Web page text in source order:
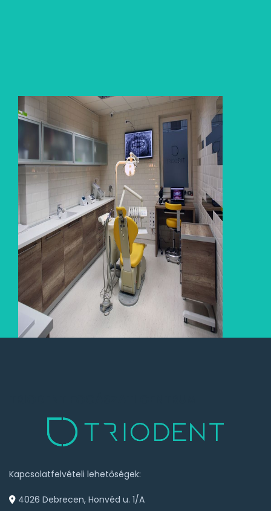
Kapcsolatfelvételi lehetőségek:
4026 Debrecen, Honvéd u. 1/A